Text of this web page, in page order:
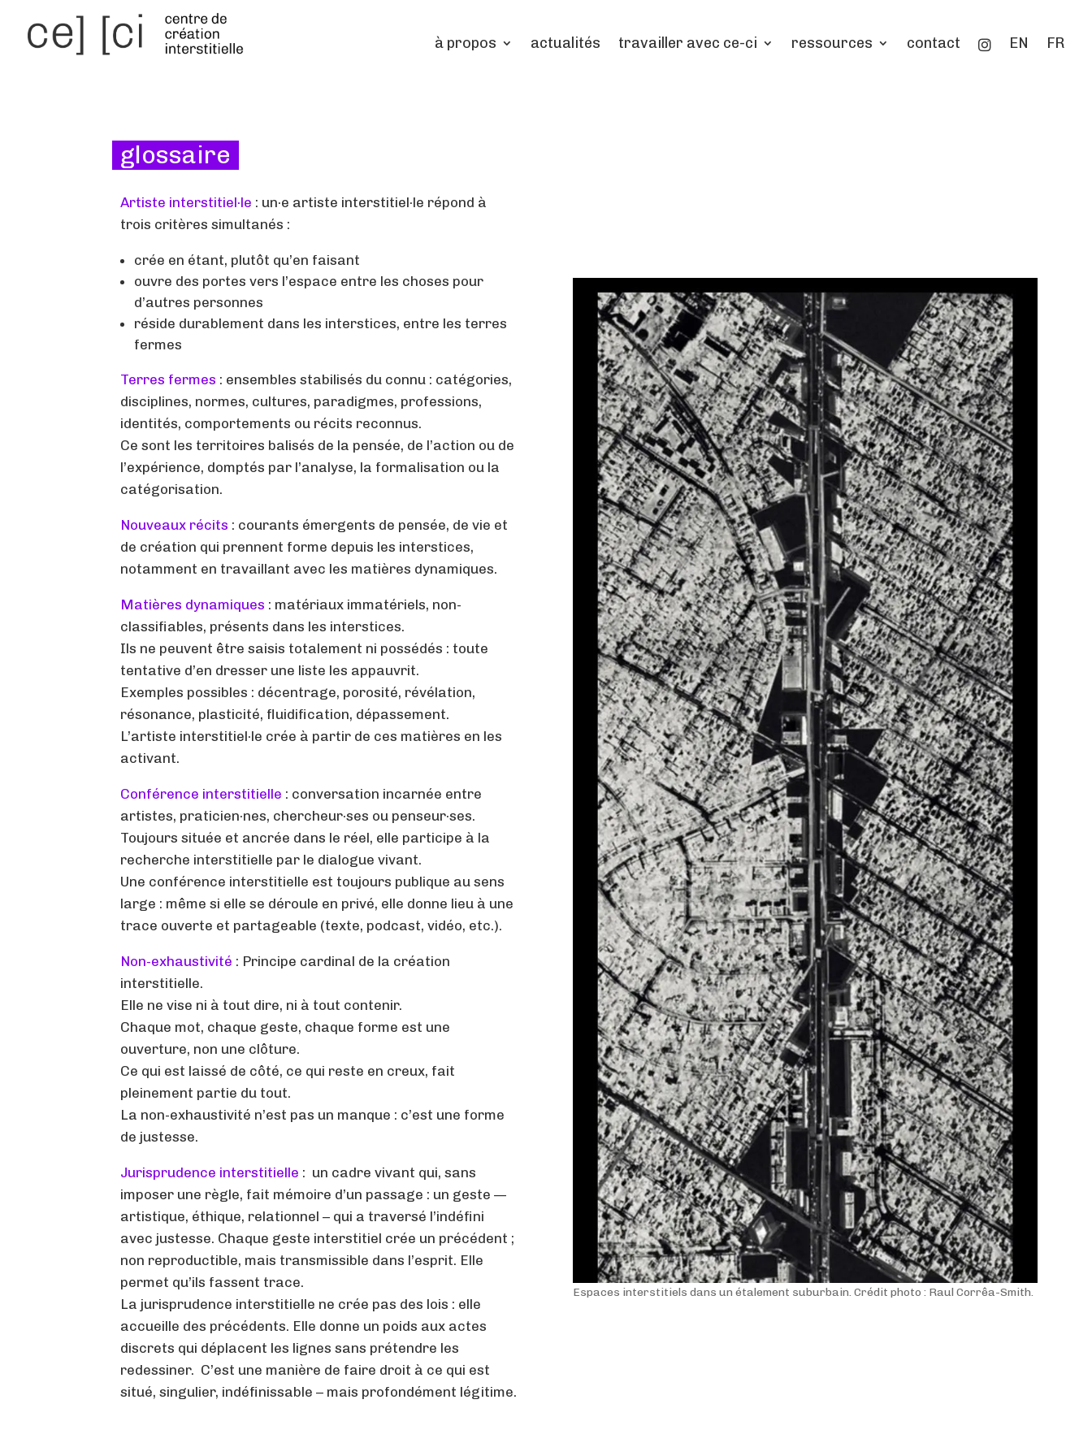
à propos actualités travailler avec ce-ci ressources contact EN FR
glossaire
Artiste interstitiel·le : un·e artiste interstitiel·le répond à
trois critères simultanés :
crée en étant, plutôt qu’en faisant
ouvre des portes vers l’espace entre les choses pour
d’autres personnes
réside durablement dans les interstices, entre les terres
fermes
Terres fermes : ensembles stabilisés du connu : catégories,
disciplines, normes, cultures, paradigmes, professions,
identités, comportements ou récits reconnus.
Ce sont les territoires balisés de la pensée, de l’action ou de
l’expérience, domptés par l’analyse, la formalisation ou la
catégorisation.
Nouveaux récits : courants émergents de pensée, de vie et
de création qui prennent forme depuis les interstices,
notamment en travaillant avec les matières dynamiques.
Matières dynamiques : matériaux immatériels, non-
classifiables, présents dans les interstices.
Ils ne peuvent être saisis totalement ni possédés : toute
tentative d’en dresser une liste les appauvrit.
Exemples possibles : décentrage, porosité, révélation,
résonance, plasticité, fluidification, dépassement.
L’artiste interstitiel·le crée à partir de ces matières en les
activant.
Conférence interstitielle : conversation incarnée entre
artistes, praticien·nes, chercheur·ses ou penseur·ses.
Toujours située et ancrée dans le réel, elle participe à la
recherche interstitielle par le dialogue vivant.
Une conférence interstitielle est toujours publique au sens
large : même si elle se déroule en privé, elle donne lieu à une
trace ouverte et partageable (texte, podcast, vidéo, etc.).
Non-exhaustivité : Principe cardinal de la création
interstitielle.
Elle ne vise ni à tout dire, ni à tout contenir.
Chaque mot, chaque geste, chaque forme est une
ouverture, non une clôture.
Ce qui est laissé de côté, ce qui reste en creux, fait
pleinement partie du tout.
La non-exhaustivité n’est pas un manque : c’est une forme
de justesse.
Jurisprudence interstitielle : un cadre vivant qui, sans
imposer une règle, fait mémoire d’un passage : un geste —
artistique, éthique, relationnel – qui a traversé l’indéfini
avec justesse. Chaque geste interstitiel crée un précédent ;
non reproductible, mais transmissible dans l’esprit. Elle
permet qu’ils fassent trace.
La jurisprudence interstitielle ne crée pas des lois : elle
accueille des précédents. Elle donne un poids aux actes
discrets qui déplacent les lignes sans prétendre les
redessiner. C’est une manière de faire droit à ce qui est
situé, singulier, indéfinissable – mais profondément légitime.
Espaces interstitiels dans un étalement suburbain. Crédit photo : Raul Corrêa-Smith.